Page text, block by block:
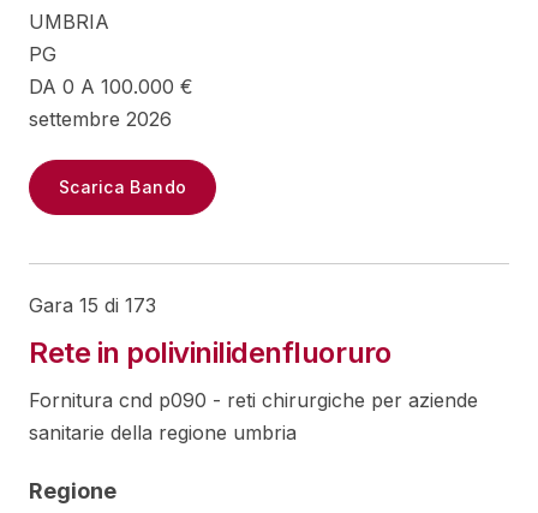
UMBRIA
PG
DA 0 A 100.000 €
settembre 2026
Scarica Bando
Gara 15 di 173
Rete in polivinilidenfluoruro
Fornitura cnd p090 - reti chirurgiche per aziende
sanitarie della regione umbria
Regione